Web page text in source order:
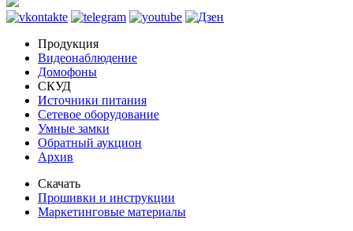
Продукция
Видеонаблюдение
Домофоны
СКУД
Источники питания
Сетевое оборудование
Умные замки
Обратный аукцион
Архив
Скачать
Прошивки и инструкции
Маркетинговые материалы